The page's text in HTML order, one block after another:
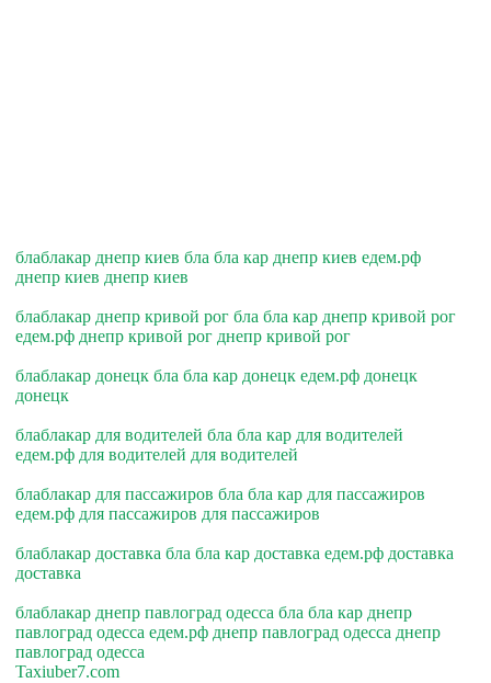
блаблакар днепр киев бла бла кар днепр киев едем.рф
днепр киев днепр киев
блаблакар днепр кривой рог бла бла кар днепр кривой рог
едем.рф днепр кривой рог днепр кривой рог
блаблакар донецк бла бла кар донецк едем.рф донецк
донецк
блаблакар для водителей бла бла кар для водителей
едем.рф для водителей для водителей
блаблакар для пассажиров бла бла кар для пассажиров
едем.рф для пассажиров для пассажиров
блаблакар доставка бла бла кар доставка едем.рф доставка
доставка
блаблакар днепр павлоград одесса бла бла кар днепр
павлоград одесса едем.рф днепр павлоград одесса днепр
павлоград одесса
Taxiuber7.com